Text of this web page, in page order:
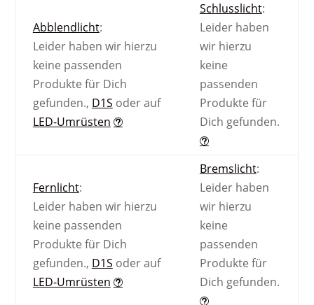
Abblendlicht:
Leider haben wir hierzu
keine passenden
Produkte für Dich
gefunden., D1S oder auf
LED-Umrüsten
Schlusslicht:
Leider haben
wir hierzu
keine
passenden
Produkte für
Dich gefunden.
Fernlicht:
Leider haben wir hierzu
keine passenden
Produkte für Dich
gefunden., D1S oder auf
LED-Umrüsten
Bremslicht:
Leider haben
wir hierzu
keine
passenden
Produkte für
Dich gefunden.